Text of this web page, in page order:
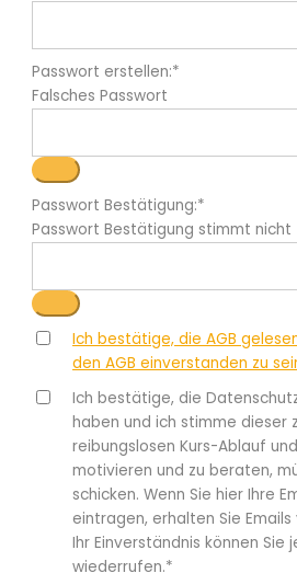
Passwort erstellen:*
Falsches Passwort
Passwort Bestätigung:*
Passwort Bestätigung stimmt nicht
Ich bestätige, die AGB
den AGB einverstanden zu
Ich bestätige, die
haben und ich stimme dieser
reibungslosen Kurs-Ablauf
motivieren und zu beraten,
schicken. Wenn Sie hier Ihre
eintragen, erhalten Sie Emails
Ihr Einverständnis können Sie
wiederrufen.*